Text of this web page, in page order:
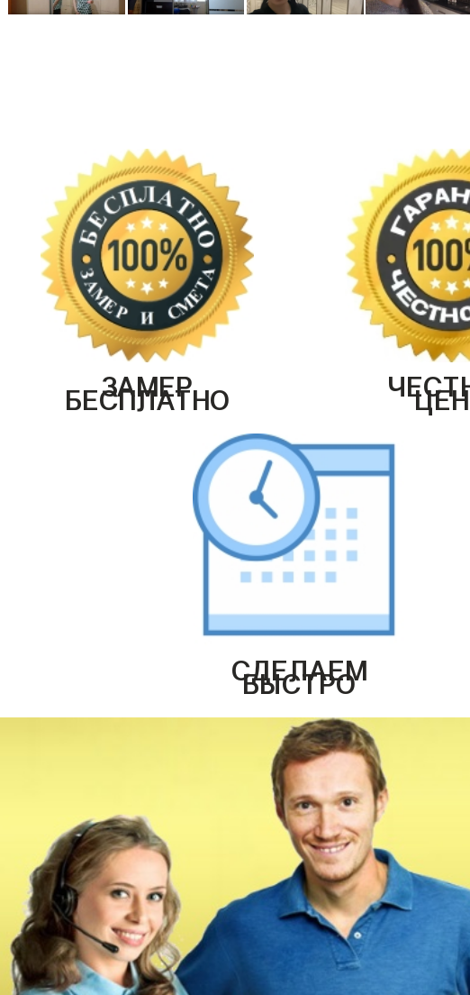
ЗАМЕР
БЕСПЛАТНО
СДЕЛАЕМ
БЫСТРО